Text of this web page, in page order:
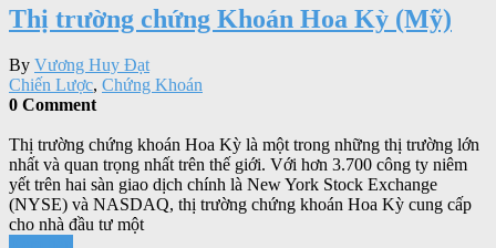
Thị trường chứng Khoán Hoa Kỳ (Mỹ)
By Vương Huy Đạt
Chiến Lược, Chứng Khoán
0 Comment
Thị trường chứng khoán Hoa Kỳ là một trong những thị trường lớn
nhất và quan trọng nhất trên thế giới. Với hơn 3.700 công ty niêm
yết trên hai sàn giao dịch chính là New York Stock Exchange
(NYSE) và NASDAQ, thị trường chứng khoán Hoa Kỳ cung cấp
cho nhà đầu tư một